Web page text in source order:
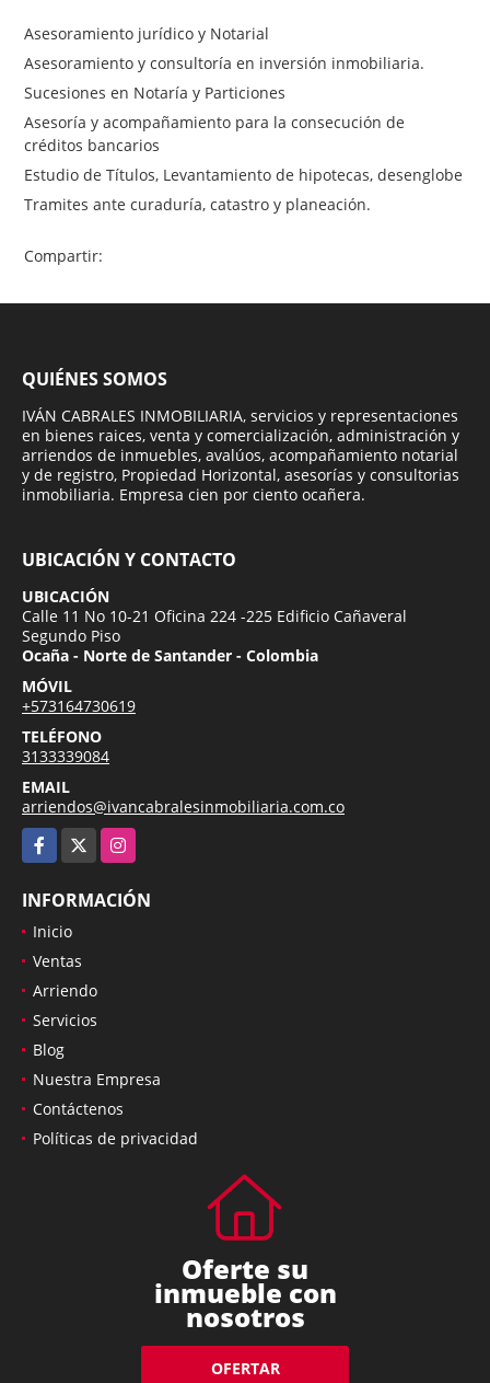
Asesoramiento jurídico y Notarial
Asesoramiento y consultoría en inversión inmobiliaria.
Sucesiones en Notaría y Particiones
Asesoría y acompañamiento para la consecución de
créditos bancarios
Estudio de Títulos, Levantamiento de hipotecas, desenglobe
Tramites ante curaduría, catastro y planeación.
Compartir:
QUIÉNES SOMOS
IVÁN CABRALES INMOBILIARIA, servicios y representaciones
en bienes raices, venta y comercialización, administración y
arriendos de inmuebles, avalúos, acompañamiento notarial
y de registro, Propiedad Horizontal, asesorías y consultorias
inmobiliaria. Empresa cien por ciento ocañera.
UBICACIÓN Y CONTACTO
UBICACIÓN
Calle 11 No 10-21 Oficina 224 -225 Edificio Cañaveral
Segundo Piso
Ocaña - Norte de Santander - Colombia
MÓVIL
+573164730619
TELÉFONO
3133339084
EMAIL
arriendos@ivancabralesinmobiliaria.com.co
Facebook
X Instagram
INFORMACIÓN
Inicio
Ventas
Arriendo
Servicios
Blog
Nuestra Empresa
Contáctenos
Oferte su
inmueble con
nosotros